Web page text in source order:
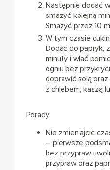
Następnie dodać
smażyć kolejną
Smażyć przez 10
W tym czasie
Dodać do papryk,
minuty i wlać
ogniu bez
doprawić solą
z chlebem, kaszą
Porady:
Nie zmieniajcie
– pierwsze
bez przypraw
przypraw oraz